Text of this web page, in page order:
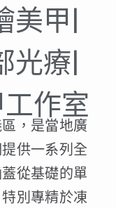
美甲|
光療|
作室
，是當地廣
供一系列全
從基礎的單
別專精於凍